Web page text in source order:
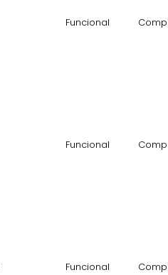
Funcional
Funcional
Funcional